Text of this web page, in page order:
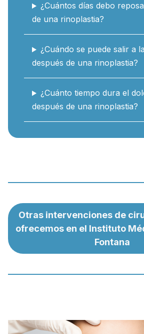
¿Cuántos días debo
de una rinoplastia?
¿Cuándo se puede salir a
después de una rinoplastia?
¿Cuánto tiempo dura el
después de una rinoplastia?
Otras intervenciones de
ofrecemos en el Instituto
Fontana